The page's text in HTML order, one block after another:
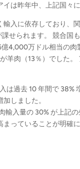
は昨年中、上記国々
輸入に依存しており、
せられます。 競合国
4,000万ドル相当の
羊肉（13％）でした
は過去 10 年間で 38%
しました。
輸入量の 30% が上記
っていることが明確に